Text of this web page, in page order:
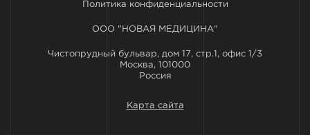
Политика конфиденциальности
ООО "НОВАЯ МЕДИЦИНА"
Чистопрудный бульвар, дом 17, стр.1, офис 1/3
Москва, 101000
Россия
Карта сайта